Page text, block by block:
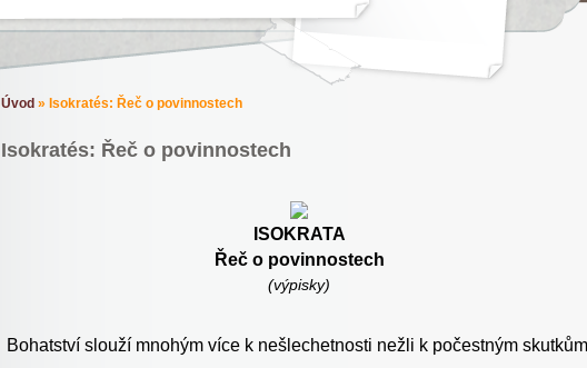
Úvod » Isokratés: Řeč o povinnostech
Isokratés: Řeč o povinnostech
ISOKRATA
Řeč o povinnostech
(výpisky)
Bohatství slouží mnohým více k nešlechetnosti nežli k počestným